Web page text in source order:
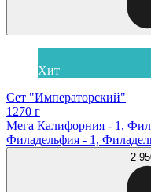
Хит
Сет "Императорский"
1270 г
Мега Калифорния - 1,
Филадельфия - 1,
2